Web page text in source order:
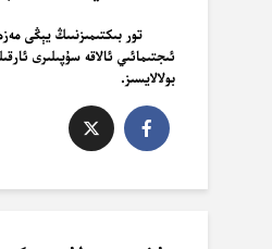
تور بىكتىمىزنىىڭ يېڭى
ئىجتىمائىي ئالاقە سۇپىلىرى
بولالايسىز.